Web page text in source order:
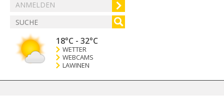
ANMELDEN
18°C - 32°C
WETTER
WEBCAMS
LAWINEN